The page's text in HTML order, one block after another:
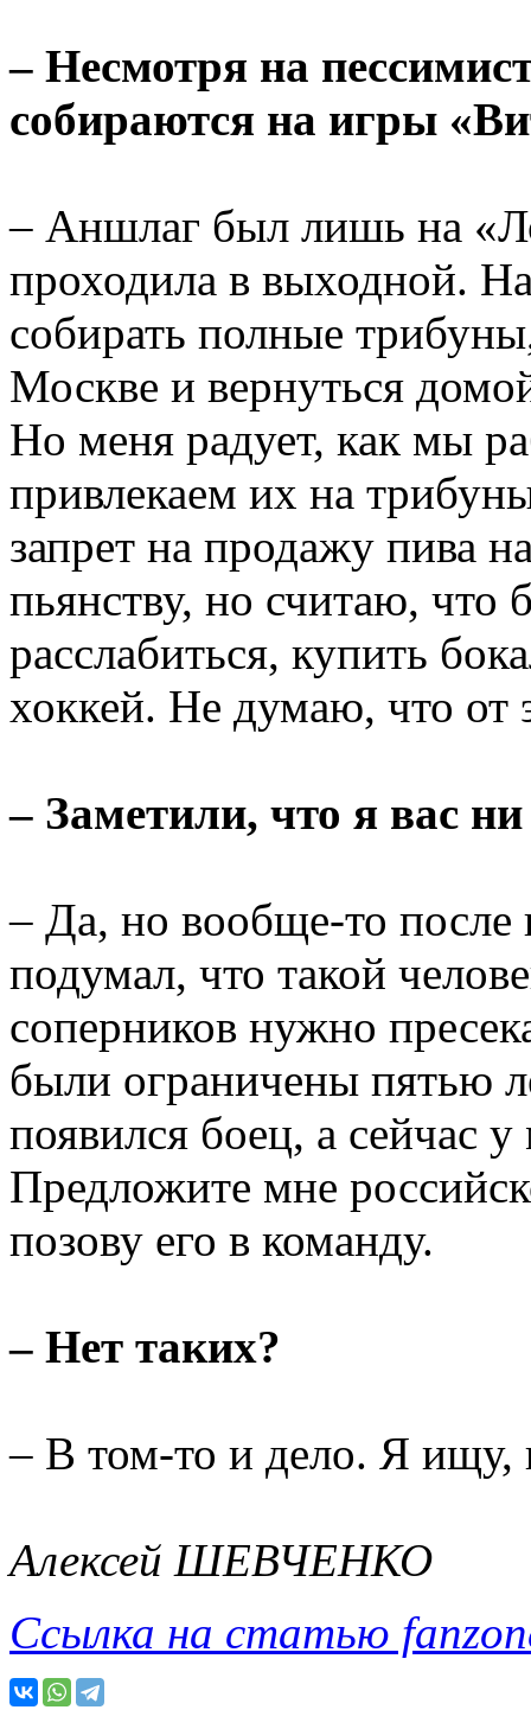
– Несмотря на
собираются на игры
– Аншлаг был лишь на
проходила в выходной.
собирать полные
Москве и вернуться
Но меня радует, как мы
привлекаем их на
запрет на продажу пива
пьянству, но считаю, что
расслабиться, купить
хоккей. Не думаю, что от
– Заметили, что я вас
– Да, но вообще-то после
подумал, что такой
соперников нужно
были ограничены пятью
появился боец, а сейчас
Предложите мне
позову его в команду.
– Нет таких?
– В том-то и дело. Я ищу,
Алексей ШЕВЧЕНКО
Ссылка на статью